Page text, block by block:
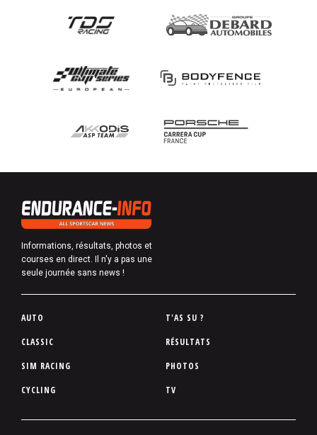
Informations, résultats, photos et
courses en direct. Il n'y a pas une
seule journée sans news !
P
d
d
p
AUTO
CLASSIC
SIM RACING
CYCLING
T'AS SU ?
RÉSULTATS
PHOTOS
TV